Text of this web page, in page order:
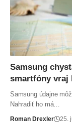
Samsung
smartfóny vraj
Samsung údajne
Nahradiť ho má…
Roman Drexler 25.